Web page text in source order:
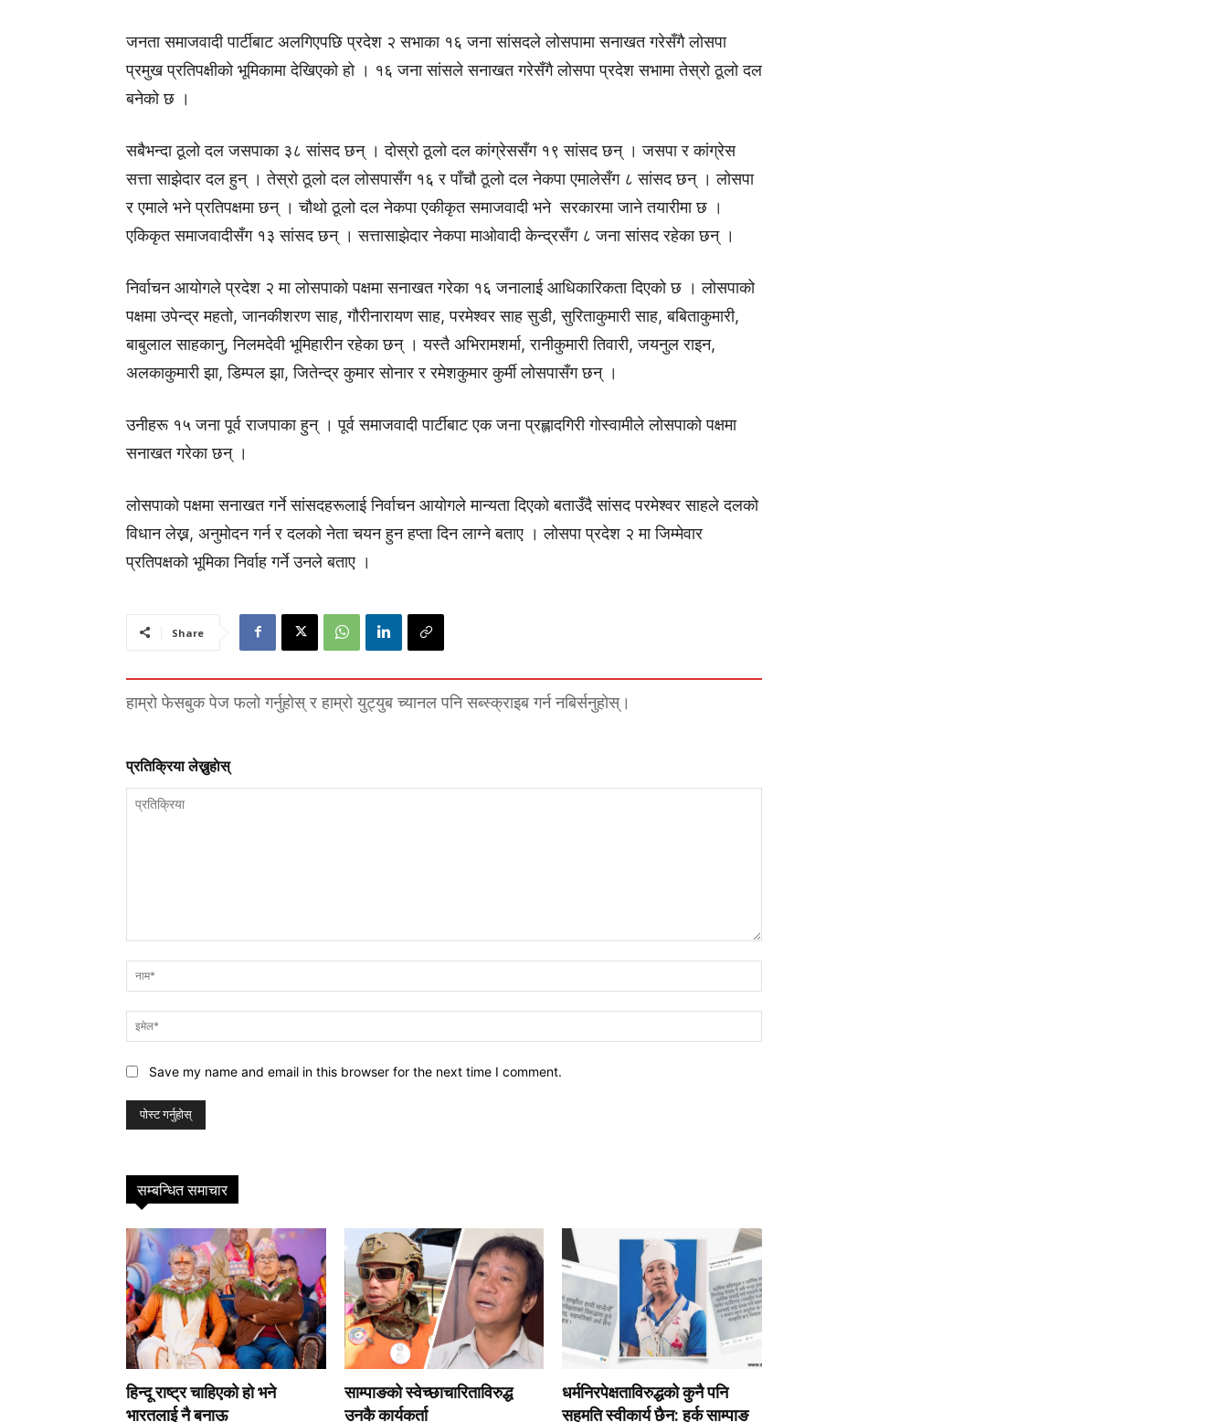
जनता समाजवादी पार्टीबाट अलगिएपछि प्रदेश २ सभाका १६ जना सांसदले लोसपामा सनाखत गरेसँगै लोसपा
प्रमुख प्रतिपक्षीको भूमिकामा देखिएको हो । १६ जना सांसले सनाखत गरेसँगै लोसपा प्रदेश सभामा तेस्रो ठूलो दल
बनेको छ ।
सबैभन्दा ठूलो दल जसपाका ३८ सांसद छन् । दोस्रो ठूलो दल कांग्रेससँग १९ सांसद छन् । जसपा र कांग्रेस
सत्ता साझेदार दल हुन् । तेस्रो ठूलो दल लोसपासँग १६ र पाँचौ ठूलो दल नेकपा एमालेसँग ८ सांसद छन् । लोसपा
र एमाले भने प्रतिपक्षमा छन् । चौथो ठूलो दल नेकपा एकीकृत समाजवादी भने सरकारमा जाने तयारीमा छ ।
एकिकृत समाजवादीसँग १३ सांसद छन् । सत्तासाझेदार नेकपा माओवादी केन्द्रसँग ८ जना सांसद रहेका छन् ।
निर्वाचन आयोगले प्रदेश २ मा लोसपाको पक्षमा सनाखत गरेका १६ जनालाई आधिकारिकता दिएको छ । लोसपाको
पक्षमा उपेन्द्र महतो, जानकीशरण साह, गौरीनारायण साह, परमेश्वर साह सुडी, सुरिताकुमारी साह, बबिताकुमारी,
बाबुलाल साहकानु, निलमदेवी भूमिहारीन रहेका छन् । यस्तै अभिरामशर्मा, रानीकुमारी तिवारी, जयनुल राइन,
अलकाकुमारी झा, डिम्पल झा, जितेन्द्र कुमार सोनार र रमेशकुमार कुर्मी लोसपासँग छन् ।
उनीहरू १५ जना पूर्व राजपाका हुन् । पूर्व समाजवादी पार्टीबाट एक जना प्रह्लादगिरी गोस्वामीले लोसपाको पक्षमा
सनाखत गरेका छन् ।
लोसपाको पक्षमा सनाखत गर्ने सांसदहरूलाई निर्वाचन आयोगले मान्यता दिएको बताउँदै सांसद परमेश्वर साहले दलको
विधान लेख्न, अनुमोदन गर्न र दलको नेता चयन हुन हप्ता दिन लाग्ने बताए । लोसपा प्रदेश २ मा जिम्मेवार
प्रतिपक्षको भूमिका निर्वाह गर्ने उनले बताए ।
Share
हाम्रो फेसबुक पेज फलो गर्नुहोस् र हाम्रो युट्युब च्यानल पनि सब्स्क्राइब गर्न नबिर्सनुहोस्।
प्रतिक्रिया लेख्नुहाेस्
Save my name and email in this browser for the next time I comment.
सम्बन्धित समाचार
हिन्दू राष्ट्र चाहिएको हो भने
भारतलाई नै बनाऊ
साम्पाङको स्वेच्छाचारिताविरुद्ध
उनकै कार्यकर्ता
धर्मनिरपेक्षताविरुद्धको कुनै पनि
सहमति स्वीकार्य छैन: हर्क साम्पाङ